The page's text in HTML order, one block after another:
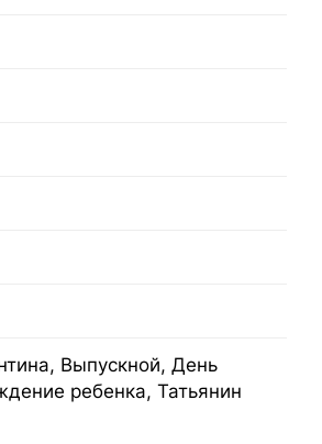
Выпускной, День
ребенка, Татьянин